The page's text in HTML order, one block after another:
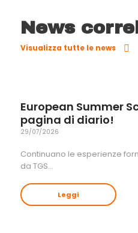
News
Visualizza tutte le news
European Summer
pagina di diario!
29/07/2026
Continuano le esperienze
da TGS…
Leggi